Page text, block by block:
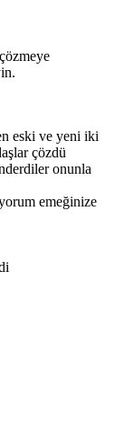
eski ve yeni iki
çözdü
onunla
emeğinize